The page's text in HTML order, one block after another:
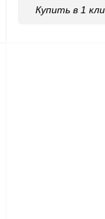
Купить в 1